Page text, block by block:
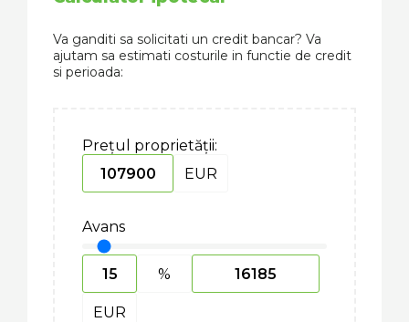
Va ganditi sa solicitati un credit bancar? Va
ajutam sa estimati costurile in functie de credit
si perioada:
Prețul proprietății:
EUR
Avans
%
EUR